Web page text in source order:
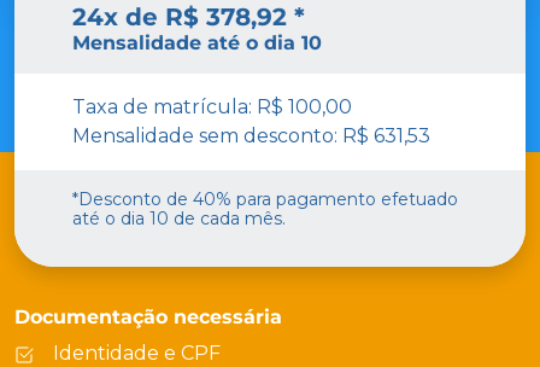
Documentação necessária
Identidade e CPF
24x de R$ 378,92 *
Mensalidade até o dia 10
Taxa de matrícula: R$ 100,00
Mensalidade sem desconto: R$ 631,53
*Desconto de 40% para pagamento efetuado
até o dia 10 de cada mês.